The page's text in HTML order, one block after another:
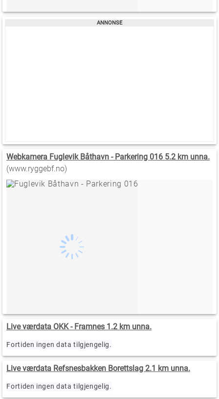
Webkamera Fuglevik Båthavn - Parkering 016 5.2 km unna.
(www.ryggebf.no)
Live værdata OKK - Framnes 1.2 km unna.
Fortiden ingen data tilgjengelig.
Live værdata Refsnesbakken Borettslag 2.1 km unna.
Fortiden ingen data tilgjengelig.